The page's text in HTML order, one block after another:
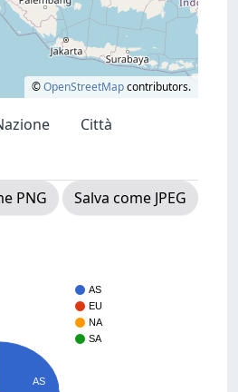
©OpenStreetMapcontributors.
Città
PNG
Salva come JPEG
AS
EU
NA
SA
AS